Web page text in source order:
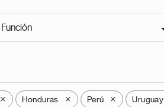
Función
X Honduras X Perú X Uruguay